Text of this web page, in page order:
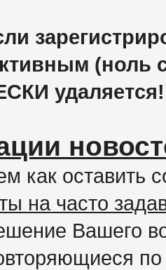
(ноль
удаляется!
как оставить
на часто
Вашего